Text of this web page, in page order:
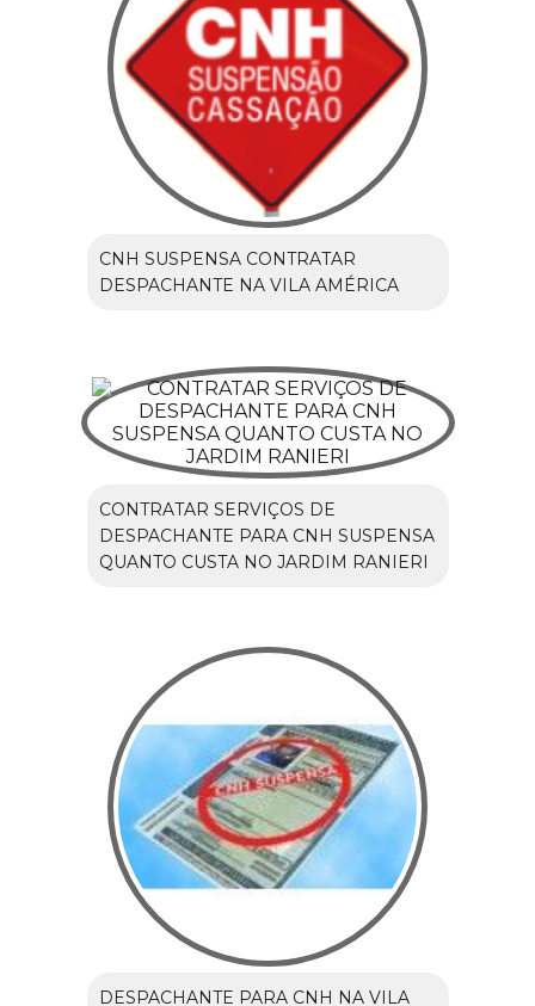
CNH SUSPENSA CONTRATAR
DESPACHANTE NA VILA AMÉRICA
CONTRATAR SERVIÇOS DE
DESPACHANTE PARA CNH SUSPENSA
QUANTO CUSTA NO JARDIM RANIERI
DESPACHANTE PARA CNH NA VILA